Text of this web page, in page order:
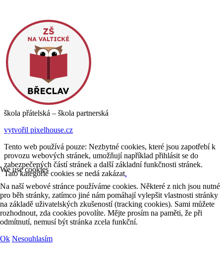
škola přátelská – škola partnerská
vytvořil pixelhouse.cz
Tento web používá pouze: Nezbytné cookies, které jsou zapotřebí k
provozu webových stránek, umožňují například přihlásit se do
zabezpečených částí stránek a další základní funkčnosti stránek.
Tato kategorie cookies se nedá zakázat.
We use cookies
Na naší webové stránce používáme cookies. Některé z nich jsou nutné
pro běh stránky, zatímco jiné nám pomáhají vylepšit vlastnosti stránky
na základě uživatelských zkušeností (tracking cookies). Sami můžete
rozhodnout, zda cookies povolíte. Mějte prosím na paměti, že při
odmítnutí, nemusí být stránka zcela funkční.
Ok Nesouhlasím